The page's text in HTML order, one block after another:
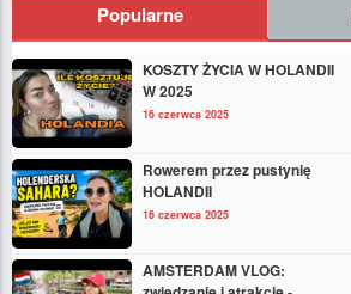
Popularne
KOSZTY ŻYCIA W HOLANDII
W 2025
16 czerwca 2025
Rowerem przez pustynię
HOLANDII
16 czerwca 2025
AMSTERDAM VLOG: